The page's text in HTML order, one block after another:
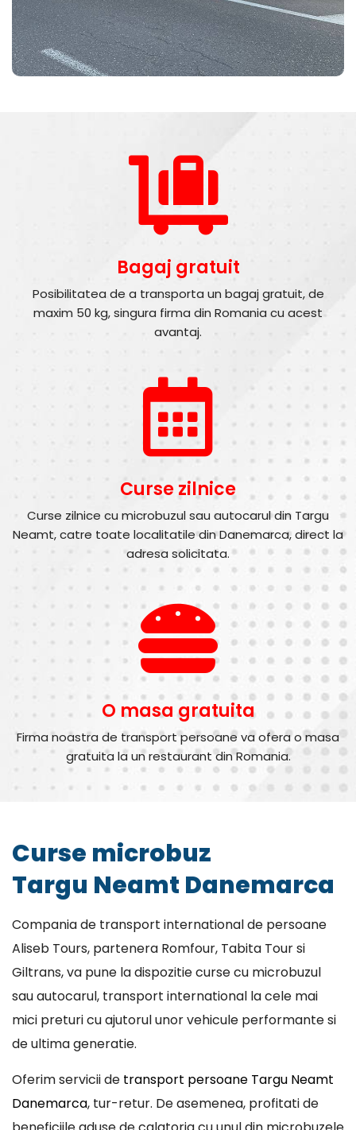
Bagaj gratuit
Posibilitatea de a transporta un bagaj gratuit, de
maxim 50 kg, singura firma din Romania cu acest
avantaj.
Curse zilnice
Curse zilnice cu microbuzul sau autocarul din Targu
Neamt, catre toate localitatile din Danemarca, direct la
adresa solicitata.
O masa gratuita
Firma noastra de transport persoane va ofera o masa
gratuita la un restaurant din Romania.
Curse microbuz
Targu Neamt Danemarca
Compania de transport international de persoane
Aliseb Tours, partenera Romfour, Tabita Tour si
Giltrans, va pune la dispozitie curse cu microbuzul
sau autocarul, transport international la cele mai
mici preturi cu ajutorul unor vehicule performante si
de ultima generatie.
Oferim servicii de transport persoane Targu Neamt
Danemarca, tur-retur. De asemenea, profitati de